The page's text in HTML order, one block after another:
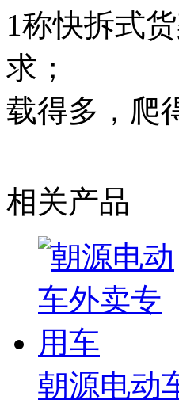
1称快拆式
求；
载得多，爬
相关产品
朝源电动